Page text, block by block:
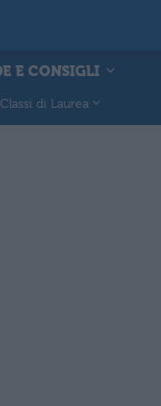
E CONSIGLI
Classi di Laurea